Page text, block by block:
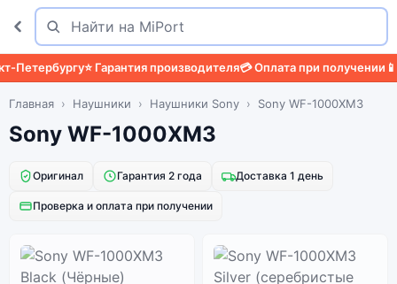
Поиск
Найти
⭐ Гарантия производителя💳 Оплата при получении📱
Главная Наушники Наушники Sony Sony WF-1000XM3
Sony WF-1000XM3
Оригинал Гарантия 2 года Доставка 1 день
Проверка и оплата при получении